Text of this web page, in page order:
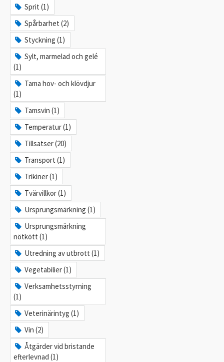
Sprit (1)
Spårbarhet (2)
Styckning (1)
Sylt, marmelad och gelé
(1)
Tama hov- och klövdjur
(1)
Tamsvin (1)
Temperatur (1)
Tillsatser (20)
Transport (1)
Trikiner (1)
Tvärvillkor (1)
Ursprungsmärkning (1)
Ursprungsmärkning
nötkött (1)
Utredning av utbrott (1)
Vegetabilier (1)
Verksamhetsstyrning
(1)
Veterinärintyg (1)
Vin (2)
Åtgärder vid bristande
efterlevnad (1)